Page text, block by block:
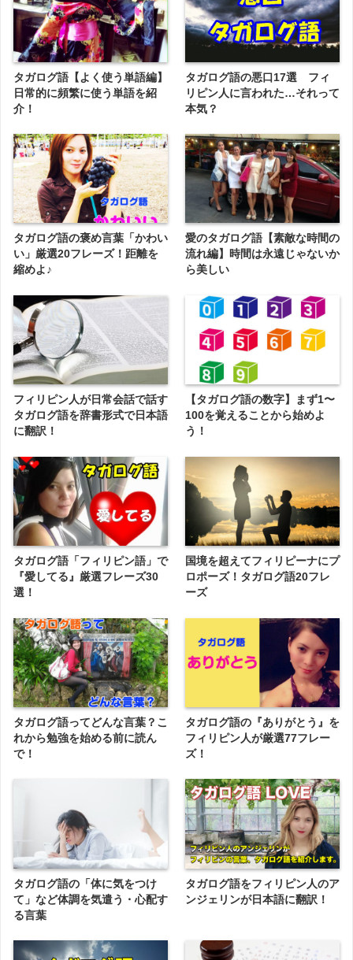
タガログ語【よく使う単語編】
日常的に頻繁に使う単語を紹
介！
タガログ語の悪口17選 フィ
リピン人に言われた…それって
本気？
タガログ語の褒め言葉「かわい
い」厳選20フレーズ！距離を
縮めよ♪
愛のタガログ語【素敵な時間の
流れ編】時間は永遠じゃないか
ら美しい
フィリピン人が日常会話で話す
タガログ語を辞書形式で日本語
に翻訳！
【タガログ語の数字】まず1〜
100を覚えることから始めよ
う！
タガログ語「フィリピン語」で
『愛してる』厳選フレーズ30
選！
国境を超えてフィリピーナにプ
ロポーズ！タガログ語20フレ
ーズ
タガログ語ってどんな言葉？こ
れから勉強を始める前に読ん
で！
タガログ語の『ありがとう』を
フィリピン人が厳選77フレー
ズ！
タガログ語の「体に気をつけ
て」など体調を気遣う・心配す
る言葉
タガログ語をフィリピン人のア
ンジェリンが日本語に翻訳！